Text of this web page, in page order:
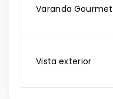
Varanda Gourmet
Vista exterior